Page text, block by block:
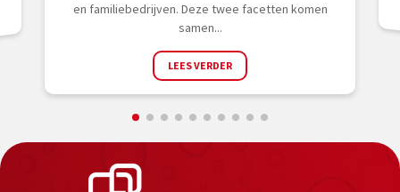
en familiebedrijven. Deze twee facetten komen
samen...
LEES VERDER